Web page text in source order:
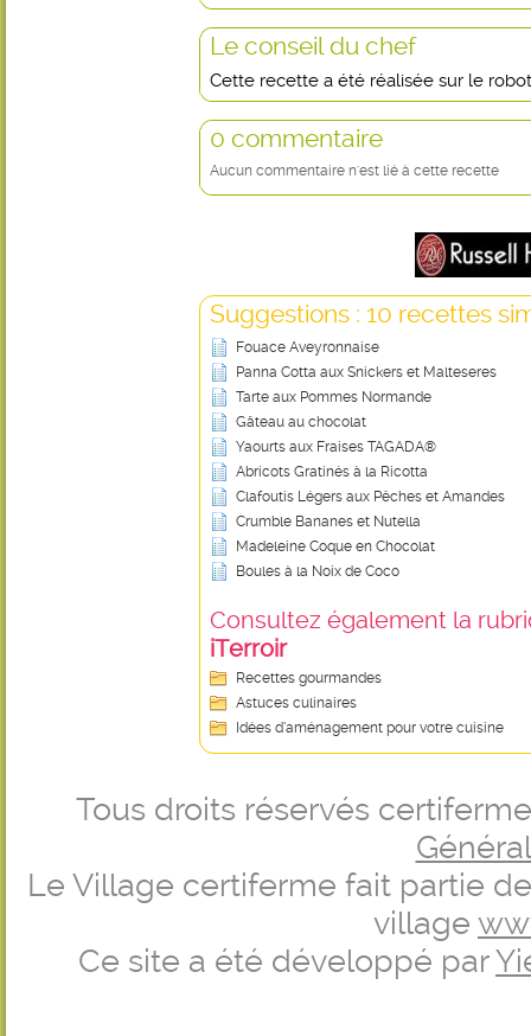
Le conseil du chef
Cette recette a été réalisée sur le
0 commentaire
Aucun commentaire n'est lié à cette recette
Suggestions : 10 recettes
Fouace Aveyronnaise
Panna Cotta aux Snickers et Malteseres
Tarte aux Pommes Normande
Gâteau au chocolat
Yaourts aux Fraises TAGADA®
Abricots Gratinés à la Ricotta
Clafoutis Légers aux Pêches et Amandes
Crumble Bananes et Nutella
Madeleine Coque en Chocolat
Boules à la Noix de Coco
Consultez également la
iTerroir
Recettes gourmandes
Astuces culinaires
Idées d’aménagement pour votre cuisine
Tous droits réservés
Le Village certiferme fait partie
village
Ce site a été développé par